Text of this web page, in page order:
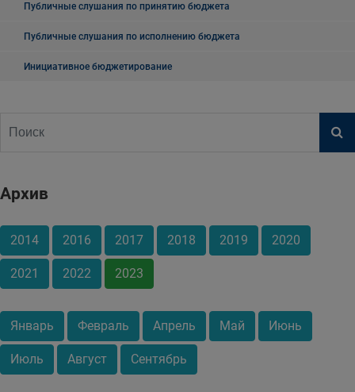
Публичные слушания по принятию бюджета
Публичные слушания по исполнению бюджета
Инициативное бюджетирование
Архив
2014 2016 2017 2018 2019 2020
2021 2022 2023
Январь Февраль Апрель Май Июнь
Июль Август Сентябрь